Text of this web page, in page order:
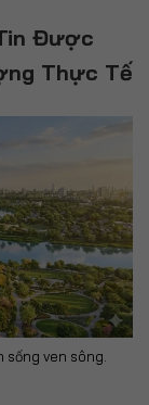
Được
Thực Tế
ven sông.